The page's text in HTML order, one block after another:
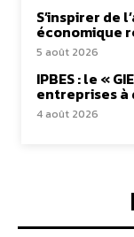
S’inspirer de
économique
5 août 2026
IPBES : le «
entreprises à
4 août 2026